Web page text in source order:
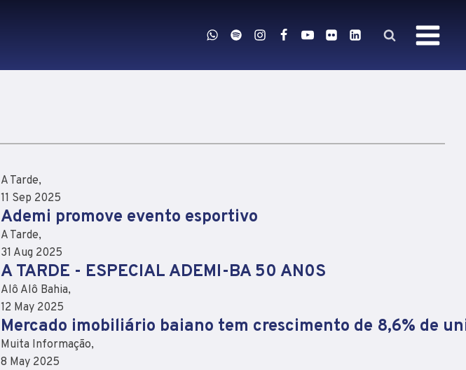
A Tarde,
11 Sep 2025
Ademi promove evento esportivo
A Tarde,
31 Aug 2025
A TARDE - ESPECIAL ADEMI-BA 50 AN0S
Alô Alô Bahia,
12 May 2025
Mercado imobiliário baiano tem crescimento de 8,6% de
Muita Informação,
8 May 2025